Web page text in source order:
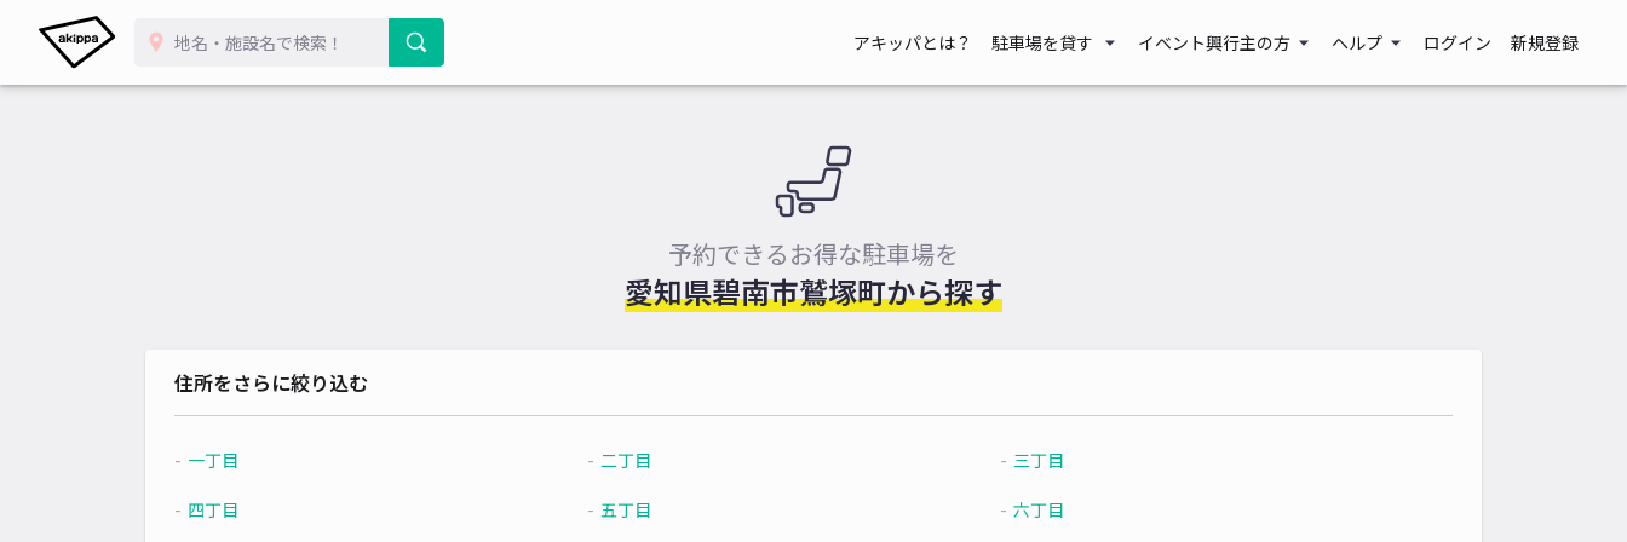
アキッパとは？ 駐車場を貸す イベント興行主の方 ヘルプ ログイン 新規登録
予約できるお得な駐車場を
愛知県碧南市鷲塚町から探す
住所をさらに絞り込む
一丁目 二丁目 三丁目
四丁目 五丁目 六丁目